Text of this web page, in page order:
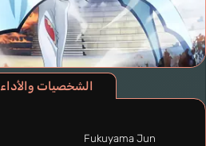
الشخصيات
Fukuyama Jun